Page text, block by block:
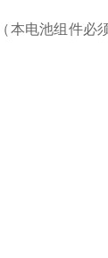
电池组件必